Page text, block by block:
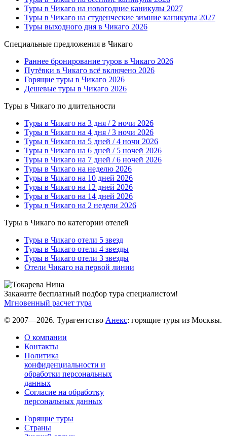
Туры в Чикаго на новогодние каникулы 2027
Туры в Чикаго на студенческие зимние каникулы 2027
Туры выходного дня в Чикаго 2026
Специальные предложения в Чикаго
Раннее бронирование туров в Чикаго 2026
Путёвки в Чикаго всё включено 2026
Горящие туры в Чикаго 2026
Дешевые туры в Чикаго 2026
Туры в Чикаго по длительности
Туры в Чикаго на 3 дня / 2 ночи 2026
Туры в Чикаго на 4 дня / 3 ночи 2026
Туры в Чикаго на 5 дней / 4 ночи 2026
Туры в Чикаго на 6 дней / 5 ночей 2026
Туры в Чикаго на 7 дней / 6 ночей 2026
Туры в Чикаго на неделю 2026
Туры в Чикаго на 10 дней 2026
Туры в Чикаго на 12 дней 2026
Туры в Чикаго на 14 дней 2026
Туры в Чикаго на 2 недели 2026
Туры в Чикаго по категории отелей
Туры в Чикаго отели 5 звезд
Туры в Чикаго отели 4 звезды
Туры в Чикаго отели 3 звезды
Отели Чикаго на первой линии
Закажите бесплатный подбор тура специалистом!
Мгновенный расчет тура
© 2007—2026. Турагентство Анекс: горящие туры из Москвы.
О компании
Контакты
Политика
конфиденциальности и
обработки персональных
данных
Согласие на обработку
персональных данных
Горящие туры
Страны